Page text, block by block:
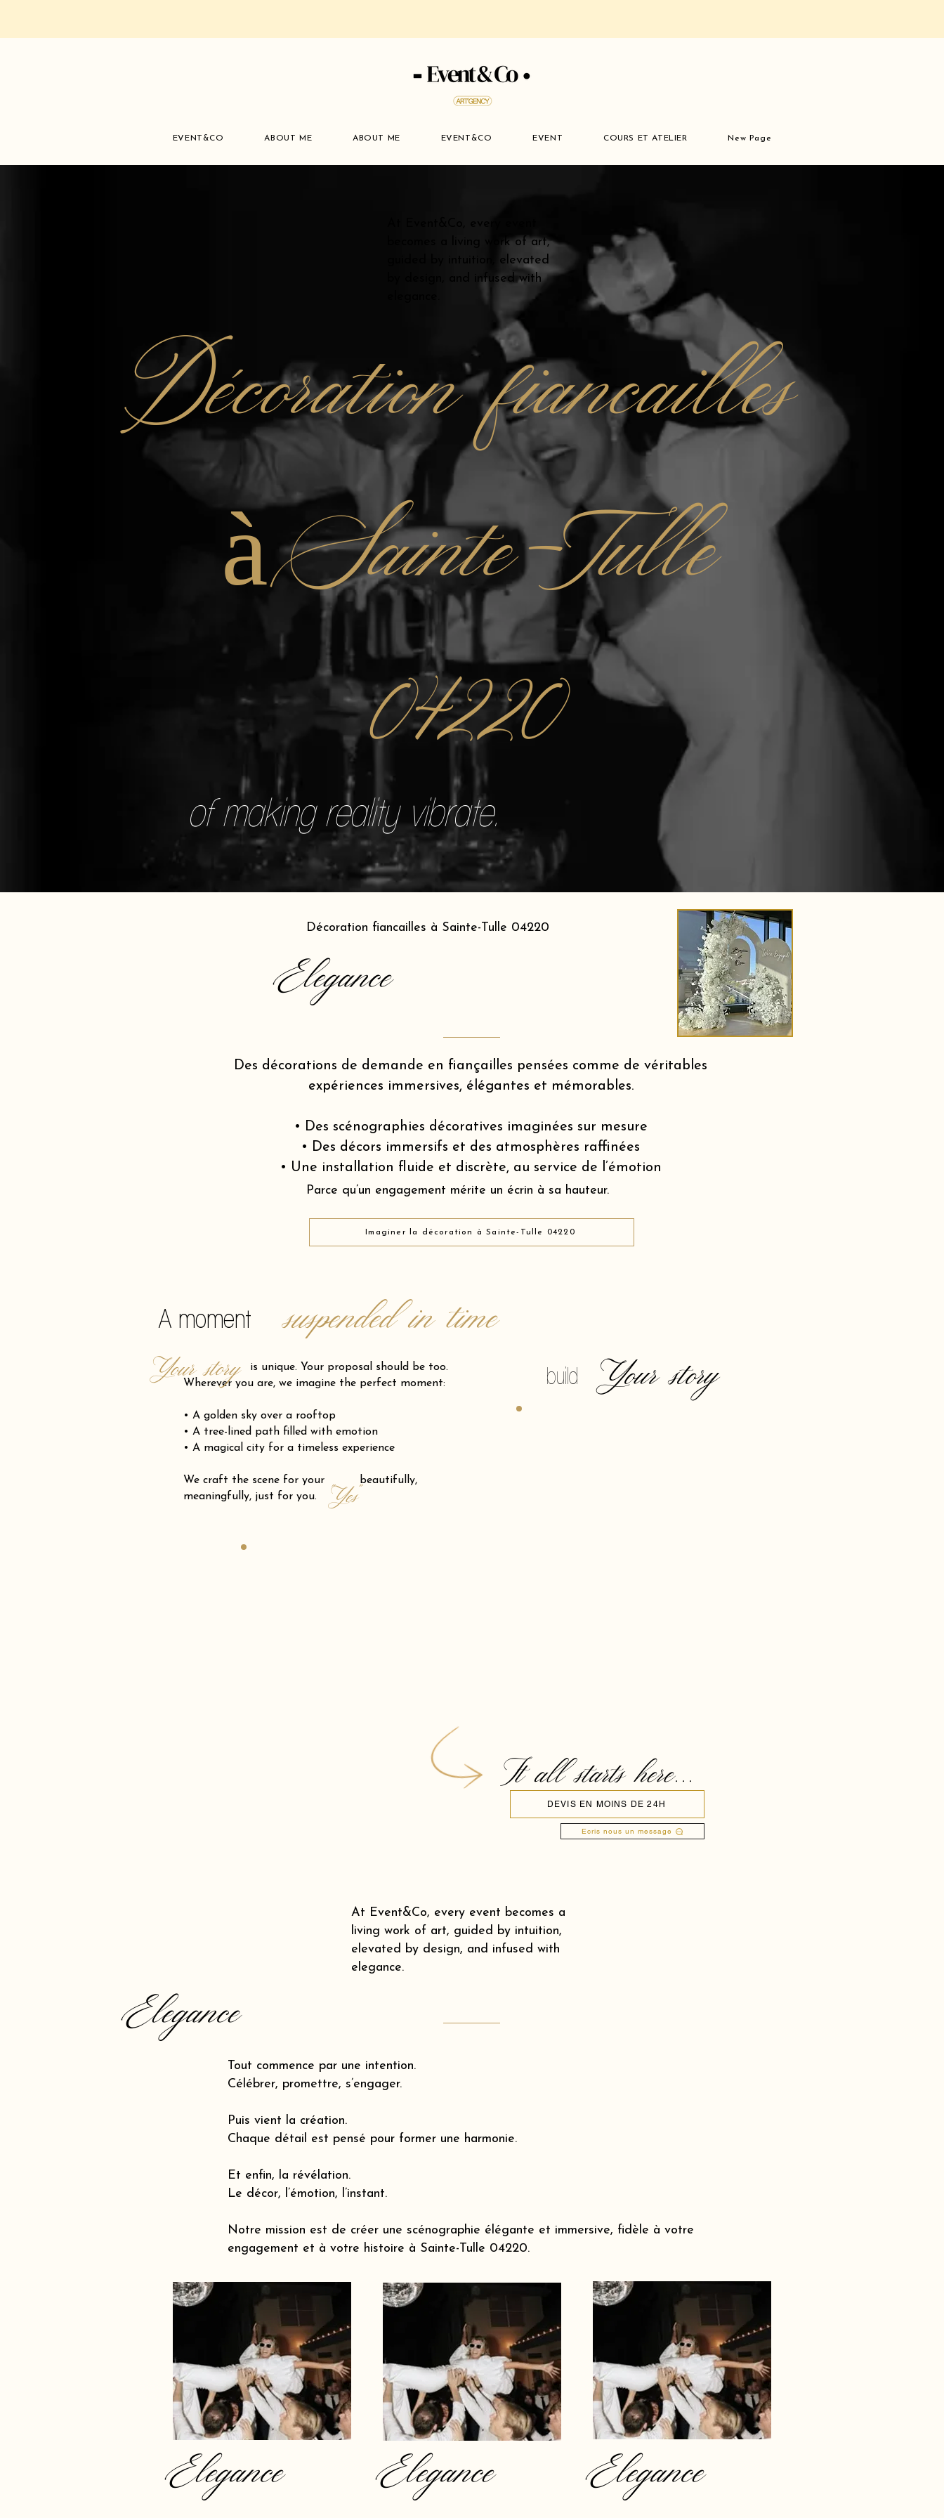
EVENT&CO ABOUT ME ABOUT ME EVENT&CO EVENT COURS ET ATELIER New Page
becomes a living work of art,
guided by intuition, elevated
by design, and infused with
Décoration fiancailles
à Sainte-Tulle
04220
of making reality vibrate.
Décoration fiancailles à Sainte-Tulle 04220
Elegance
Des décorations de demande en fiançailles pensées comme de véritables
expériences immersives, élégantes et mémorables.
• Des scénographies décoratives imaginées sur mesure
• Des décors immersifs et des atmosphères raffinées
• Une installation fluide et discrète, au service de l’émotion
Parce qu’un engagement mérite un écrin à sa hauteur.
Imaginer la décoration à Sainte-Tulle 04220
A moment suspended in time
is unique. Your proposal should be too.
Wherever you are, we imagine the perfect moment:
• A golden sky over a rooftop
• A tree-lined path filled with emotion
• A magical city for a timeless experience
We craft the scene for your beautifully,
meaningfully, just for you.
Your story
"Yes"
build Your story
It all starts here...
Ecris nous un message
DEVIS EN MOINS DE 24H
At Event&Co, every event becomes a
living work of art, guided by intuition,
elevated by design, and infused with
elegance.
Elegance
Tout commence par une intention.
Célébrer, promettre, s’engager.
Puis vient la création.
Chaque détail est pensé pour former une harmonie.
Et enfin, la révélation.
Le décor, l’émotion, l’instant.
Notre mission est de créer une scénographie élégante et immersive, fidèle à votre
engagement et à votre histoire à Sainte-Tulle 04220.
Elegance Elegance Elegance